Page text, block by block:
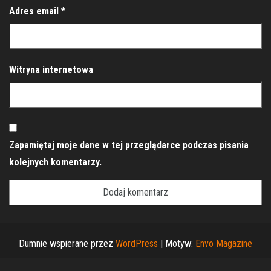
Adres email *
Witryna internetowa
Zapamiętaj moje dane w tej przeglądarce podczas pisania
kolejnych komentarzy.
Dumnie wspierane przez WordPress | Motyw: Envo Magazine